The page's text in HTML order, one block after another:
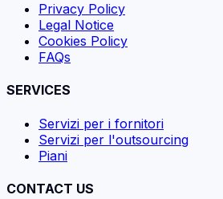
Privacy Policy
Legal Notice
Cookies Policy
FAQs
SERVICES
Servizi per i fornitori
Servizi per l'outsourcing
Piani
CONTACT US